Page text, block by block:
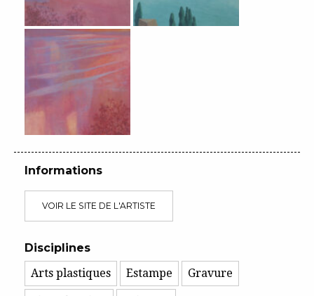
Informations
VOIR LE SITE DE L'ARTISTE
Disciplines
Arts plastiques
Estampe Gravure